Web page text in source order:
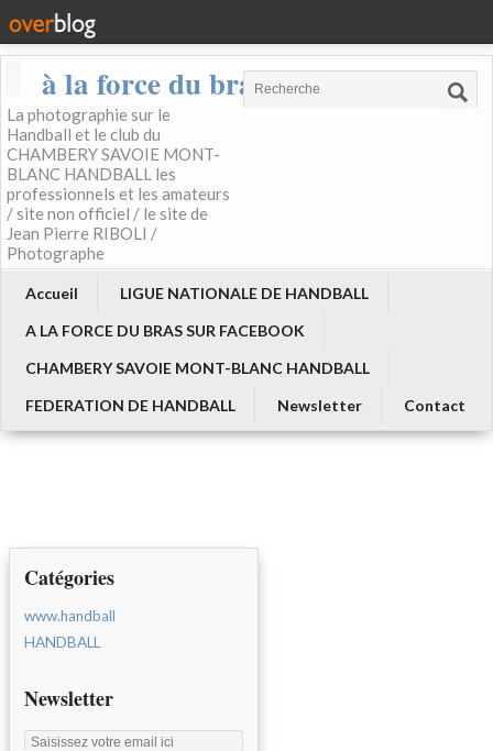
à la force du bras
La photographie sur le
Handball et le club du
CHAMBERY SAVOIE MONT-
BLANC HANDBALL les
professionnels et les amateurs
/ site non officiel / le site de
Jean Pierre RIBOLI /
Photographe
Accueil
LIGUE NATIONALE DE HANDBALL
A LA FORCE DU BRAS SUR FACEBOOK
CHAMBERY SAVOIE MONT-BLANC HANDBALL
FEDERATION DE HANDBALL
Newsletter Contact
Catégories
www.handball
HANDBALL
Newsletter